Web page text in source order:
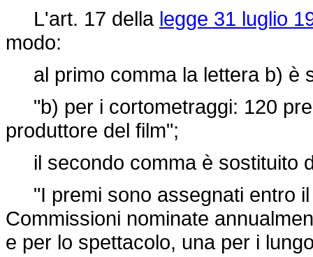
L'art. 17 della legge 31 luglio
modo:
al primo comma la lettera b) è
"b) per i cortometraggi: 120
produttore del film";
il secondo comma è sostituito
"I premi sono assegnati entro il
Commissioni nominate
e per lo spettacolo, una per i